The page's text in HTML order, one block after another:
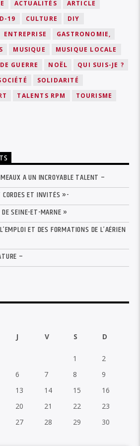
ACTUALITÉS
ARTICLE
19 CULTURE
DIY
ENTREPRISE
GASTRONOMIE,
MUSIQUE
MUSIQUE LOCALE
GUERRE
NOËL
QUI SUIS-JE ?
SOLIDARITÉ
TALENTS RPM
TOURISME
A UN INCROYABLE TALENT –
ET INVITÉS »-
SEINE-ET-MARNE »
ET DES FORMATIONS DE L’AÉRIEN
–
J V S D
1
2
6 7 8
9
13 14 15
16
20 21 22
23
27 28 29
30